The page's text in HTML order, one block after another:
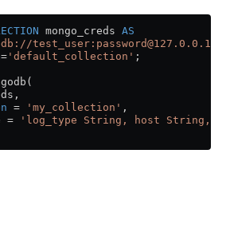
mongo_creds AS
= 'default_collection' ;
= 'my_collection' ,
= 'log_type String, host String,